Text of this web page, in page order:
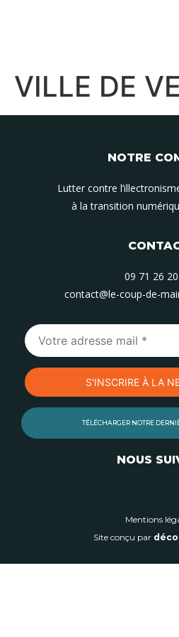
VILLE DE
NOTRE
Lutter contre
à la transition
09 71 26 20
contact@le-coup-de-
TÉLÉCHARGER NOTRE
NOUS
Mentions
Site conçu par